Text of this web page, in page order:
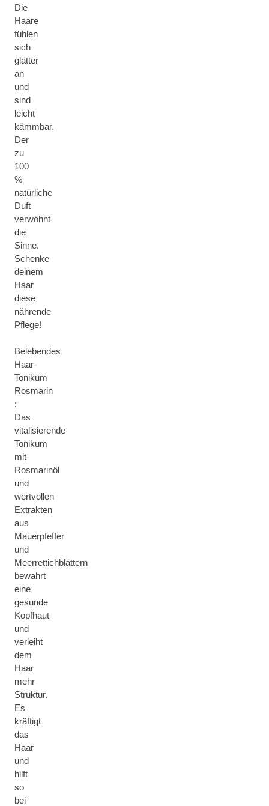
Die
Haare
fühlen
sich
glatter
an
und
sind
leicht
kämmbar.
Der
zu
100
%
natürliche
Duft
verwöhnt
die
Sinne.
Schenke
deinem
Haar
diese
nährende
Pflege!
Belebendes
Haar-
Tonikum
Rosmarin
:
Das
vitalisierende
Tonikum
mit
Rosmarinöl
und
wertvollen
Extrakten
aus
Mauerpfeffer
und
Meerrettichblättern
bewahrt
eine
gesunde
Kopfhaut
und
verleiht
dem
Haar
mehr
Struktur.
Es
kräftigt
das
Haar
und
hilft
so
bei